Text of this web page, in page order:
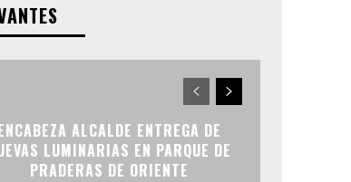
ALCALDE ENTREGA DE
LUMINARIAS EN PARQUE DE
PRADERAS DE ORIENTE